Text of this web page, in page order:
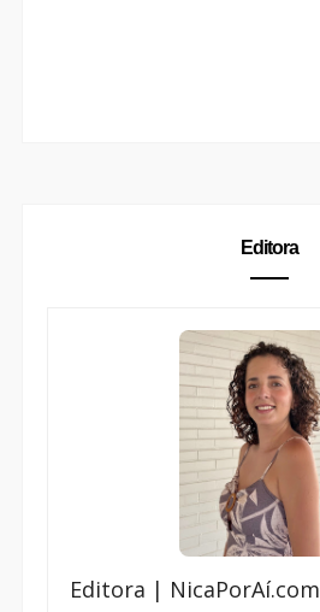
Editora
Editora | NicaPorAí.com